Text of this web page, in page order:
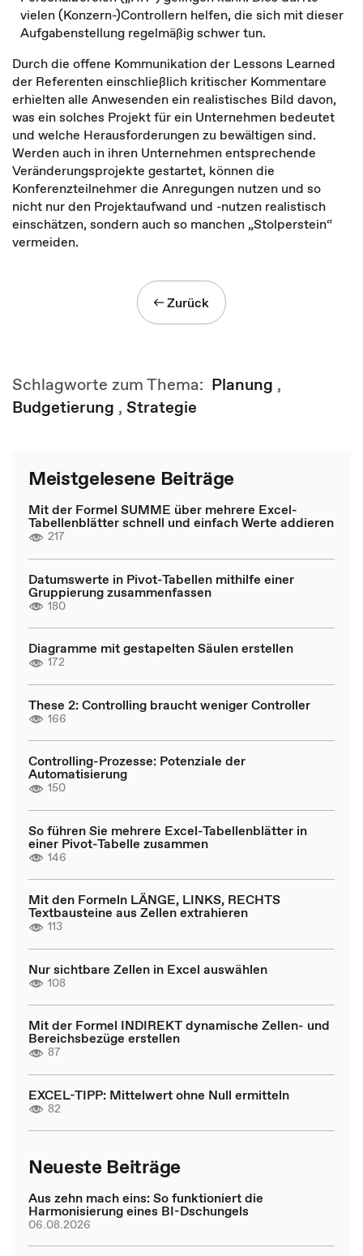
vielen (Konzern-)Controllern helfen, die sich mit dieser
Aufgabenstellung regelmäßig schwer tun.
Durch die offene Kommunikation der Lessons Learned
der Referenten einschließlich kritischer Kommentare
erhielten alle Anwesenden ein realistisches Bild davon,
was ein solches Projekt für ein Unternehmen bedeutet
und welche Herausforderungen zu bewältigen sind.
Werden auch in ihren Unternehmen entsprechende
Veränderungsprojekte gestartet, können die
Konferenzteilnehmer die Anregungen nutzen und so
nicht nur den Projektaufwand und -nutzen realistisch
einschätzen, sondern auch so manchen „Stolperstein“
vermeiden.
Zurück
Schlagworte zum Thema: Planung ,
Budgetierung , Strategie
Meistgelesene Beiträge
Mit der Formel SUMME über mehrere Excel-
Tabellenblätter schnell und einfach Werte addieren
217
Datumswerte in Pivot-Tabellen mithilfe einer
Gruppierung zusammenfassen
180
Diagramme mit gestapelten Säulen erstellen
172
These 2: Controlling braucht weniger Controller
166
Controlling-Prozesse: Potenziale der
Automatisierung
150
So führen Sie mehrere Excel-Tabellenblätter in
einer Pivot-Tabelle zusammen
146
Mit den Formeln LÄNGE, LINKS, RECHTS
Textbausteine aus Zellen extrahieren
113
Nur sichtbare Zellen in Excel auswählen
108
Mit der Formel INDIREKT dynamische Zellen- und
Bereichsbezüge erstellen
87
EXCEL-TIPP: Mittelwert ohne Null ermitteln
82
Neueste Beiträge
Aus zehn mach eins: So funktioniert die
Harmonisierung eines BI-Dschungels
06.08.2026